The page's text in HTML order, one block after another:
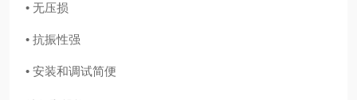
• 无压损
• 抗振性强
• 安装和调试简便